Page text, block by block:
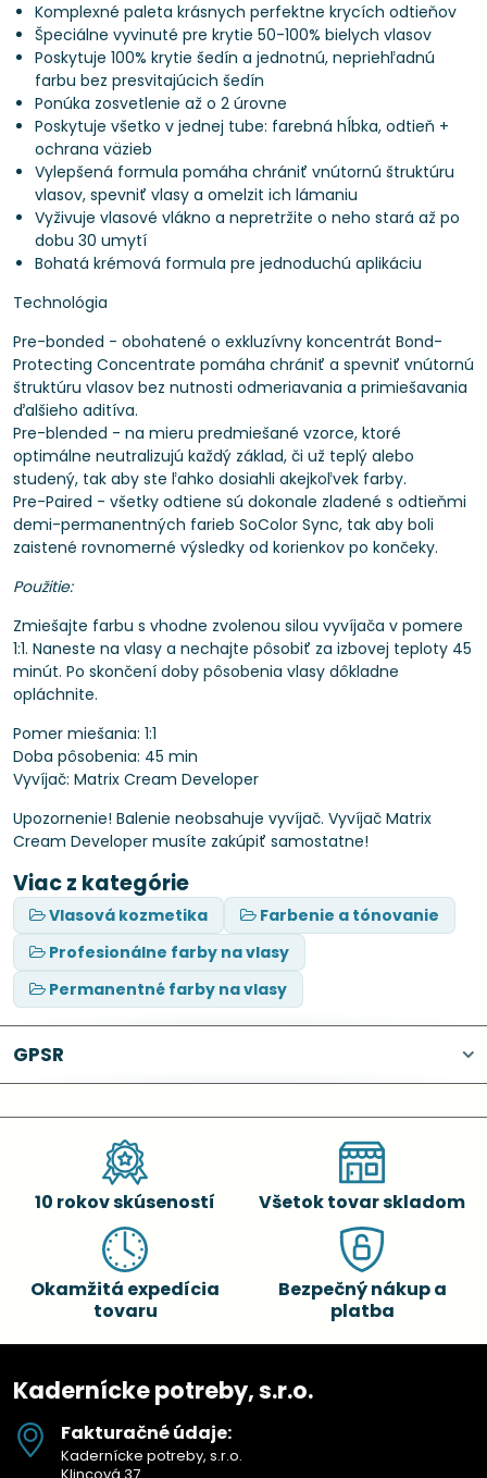
Komplexné paleta krásnych perfektne krycích odtieňov
Špeciálne vyvinuté pre krytie 50-100% bielych vlasov
Poskytuje 100% krytie šedín a jednotnú, nepriehľadnú
farbu bez presvitajúcich šedín
Ponúka zosvetlenie až o 2 úrovne
Poskytuje všetko v jednej tube: farebná hĺbka, odtieň +
ochrana väzieb
Vylepšená formula pomáha chrániť vnútornú štruktúru
vlasov, spevniť vlasy a omelzit ich lámaniu
Vyživuje vlasové vlákno a nepretržite o neho stará až po
dobu 30 umytí
Bohatá krémová formula pre jednoduchú aplikáciu
Technológia
Pre-bonded - obohatené o exkluzívny koncentrát Bond-
Protecting Concentrate pomáha chrániť a spevniť vnútornú
štruktúru vlasov bez nutnosti odmeriavania a primiešavania
ďalšieho aditíva.
Pre-blended - na mieru predmiešané vzorce, ktoré
optimálne neutralizujú každý základ, či už teplý alebo
studený, tak aby ste ľahko dosiahli akejkoľvek farby.
Pre-Paired - všetky odtiene sú dokonale zladené s odtieňmi
demi-permanentných farieb SoColor Sync, tak aby boli
zaistené rovnomerné výsledky od korienkov po končeky.
Použitie:
Zmiešajte farbu s vhodne zvolenou silou vyvíjača v pomere
1:1. Naneste na vlasy a nechajte pôsobiť za izbovej teploty 45
minút. Po skončení doby pôsobenia vlasy dôkladne
opláchnite.
Pomer miešania: 1:1
Doba pôsobenia: 45 min
Vyvíjač: Matrix Cream Developer
Upozornenie! Balenie neobsahuje vyvíjač. Vyvíjač Matrix
Cream Developer musíte zakúpiť samostatne!
Viac z kategórie
Vlasová kozmetika
Farbenie a tónovanie
Profesionálne farby na vlasy
Permanentné farby na vlasy
GPSR
10 rokov skúseností Všetok tovar skladom
Okamžitá expedícia
tovaru
Bezpečný nákup a
platba
Kadernícke potreby, s.r.o.
Fakturačné údaje:
Kadernícke potreby, s.r.o.